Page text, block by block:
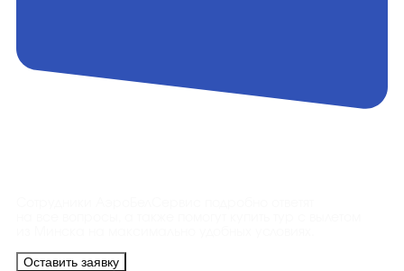
Оставить заявку